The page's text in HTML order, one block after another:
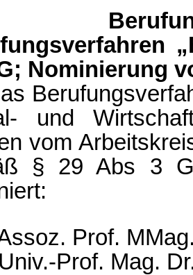
Nominierung
und
vom
§ 29 Abs 3
Prof. MMag.
Univ.-Prof. Mag.